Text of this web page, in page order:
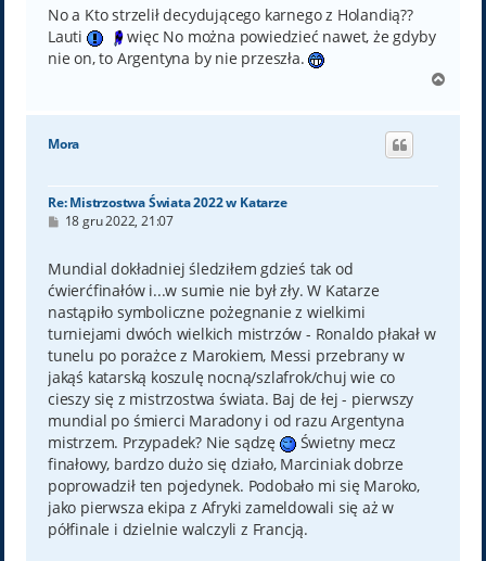
t
No a Kto strzelił decydującego karnego z Holandią??
Lauti
więc No można powiedzieć nawet, że gdyby
nie on, to Argentyna by nie przeszła.
g
Mora
Re: Mistrzostwa Świata 2022 w Katarze
P
t
18 gru 2022, 21:07
Mundial dokładniej śledziłem gdzieś tak od
ćwierćfinałów i...w sumie nie był zły. W Katarze
nastąpiło symboliczne pożegnanie z wielkimi
turniejami dwóch wielkich mistrzów - Ronaldo płakał w
tunelu po porażce z Marokiem, Messi przebrany w
jakąś katarską koszulę nocną/szlafrok/chuj wie co
cieszy się z mistrzostwa świata. Baj de łej - pierwszy
mundial po śmierci Maradony i od razu Argentyna
mistrzem. Przypadek? Nie sądzę
Świetny mecz
finałowy, bardzo dużo się działo, Marciniak dobrze
poprowadził ten pojedynek. Podobało mi się Maroko,
jako pierwsza ekipa z Afryki zameldowali się aż w
półfinale i dzielnie walczyli z Francją.